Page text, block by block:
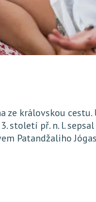
ze královskou
století př. n. l.
Patandžaliho